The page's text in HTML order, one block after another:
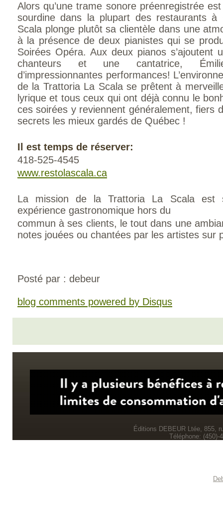
Alors qu’une trame sonore préenregistrée
sourdine dans la plupart des restaurants à
Scala plonge plutôt sa clientèle dans une
à la présence de deux pianistes qui se
Soirées Opéra. Aux deux pianos s’ajoutent
chanteurs et une cantatrice,
d’impressionnantes performances!
de la Trattoria La Scala se prêtent à
lyrique et tous ceux qui ont déjà connu le
ces soirées y reviennent généralement, fiers
secrets les mieux gardés de Québec !
Il est temps de réserver:
418-525-4545
www.restolascala.ca
La mission de la Trattoria La Scala est
expérience gastronomique hors du
commun à ses clients, le tout dans une
notes jouées ou chantées par les artistes sur
Posté par : debeur
blog comments powered by Disqus
Éditions DEBEUR Ltée, 855,
Téléphone: (450)-